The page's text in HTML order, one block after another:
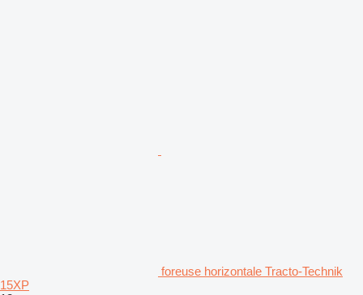
foreuse horizontale Tracto-Technik
15XP